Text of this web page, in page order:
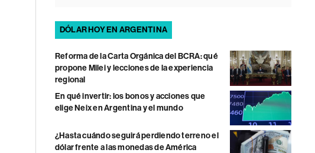
DÓLAR HOY EN ARGENTINA
Reforma de la Carta Orgánica del BCRA: qué
propone Milei y lecciones de la experiencia
regional
En qué invertir: los bonos y acciones que
elige Neix en Argentina y el mundo
¿Hasta cuándo seguirá perdiendo terreno el
dólar frente a las monedas de América